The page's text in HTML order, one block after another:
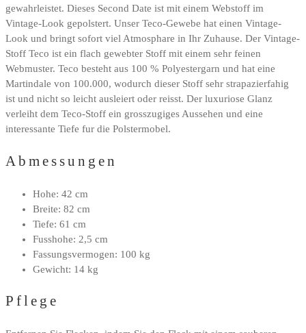
gewahrleistet. Dieses Second Date ist mit einem Webstoff im
Vintage-Look gepolstert. Unser Teco-Gewebe hat einen Vintage-
Look und bringt sofort viel Atmosphare in Ihr Zuhause. Der Vintage-
Stoff Teco ist ein flach gewebter Stoff mit einem sehr feinen
Webmuster. Teco besteht aus 100 % Polyestergarn und hat eine
Martindale von 100.000, wodurch dieser Stoff sehr strapazierfahig
ist und nicht so leicht ausleiert oder reisst. Der luxuriose Glanz
verleiht dem Teco-Stoff ein grosszugiges Aussehen und eine
interessante Tiefe fur die Polstermobel.
Abmessungen
Hohe: 42 cm
Breite: 82 cm
Tiefe: 61 cm
Fusshohe: 2,5 cm
Fassungsvermogen: 100 kg
Gewicht: 14 kg
Pflege